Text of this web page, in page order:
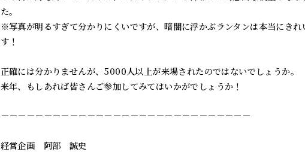
た。
※写真が明るすぎて分かりにくいですが、暗闇に浮かぶランタンは本当にきれ
す！
正確には分かりませんが、5000人以上が来場されたのではないでしょうか。
来年、もしあれば皆さんご参加してみてはいかがでしょうか！
－－－－－－－－－－－－－－－－－－－－－－－－－－－－－
経営企画 阿部 誠史